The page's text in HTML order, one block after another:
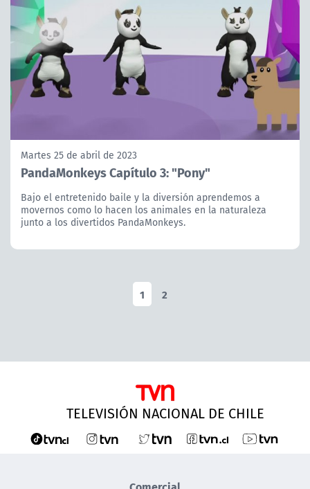
Martes 25 de abril de 2023
PandaMonkeys Capítulo 3: "Pony"
Bajo el entretenido baile y la diversión aprendemos a
movernos como lo hacen los animales en la naturaleza
junto a los divertidos PandaMonkeys.
1 2
TELEVISIÓN NACIONAL DE CHILE